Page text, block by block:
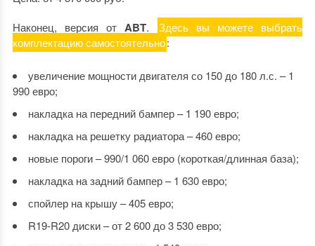
Наконец, версия от ABT.
Здесь вы можете выбрать
комплектацию самостоятельно:
увеличение мощности двигателя со 150 до 180 л.с. – 1
990 евро;
накладка на передний бампер – 1 190 евро;
накладка на решетку радиатора – 460 евро;
новые пороги – 990/1 060 евро (короткая/длинная база);
накладка на задний бампер – 1 630 евро;
спойлер на крышу – 405 евро;
R19-R20 диски – от 2 600 до 3 530 евро;